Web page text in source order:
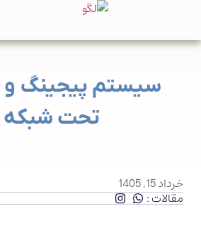
سیستم پیجینگ و
تحت شبکه
خرداد 15, 1405
مقالات :